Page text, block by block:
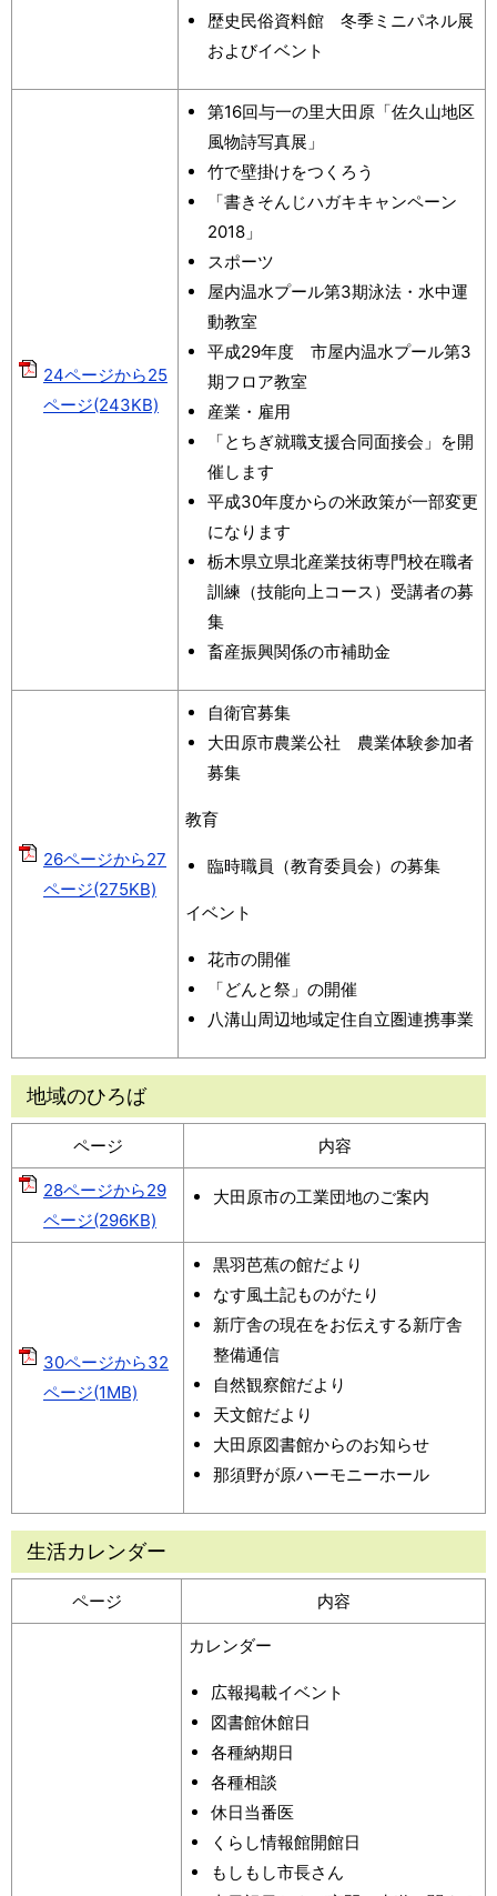
歴史民俗資料館 冬季ミニパネル展
およびイベント
24ページから25
ページ(243KB)
第16回与一の里大田原「佐久山地区
風物詩写真展」
竹で壁掛けをつくろう
「書きそんじハガキキャンペーン
2018」
スポーツ
屋内温水プール第3期泳法・水中運
動教室
平成29年度 市屋内温水プール第3
期フロア教室
産業・雇用
「とちぎ就職支援合同面接会」を開
催します
平成30年度からの米政策が一部変更
になります
栃木県立県北産業技術専門校在職者
訓練（技能向上コース）受講者の募
集
畜産振興関係の市補助金
26ページから27
ページ(275KB)
自衛官募集
大田原市農業公社 農業体験参加者
募集
教育
臨時職員（教育委員会）の募集
イベント
花市の開催
「どんと祭」の開催
八溝山周辺地域定住自立圏連携事業
地域のひろば
ページ 内容
28ページから29
ページ(296KB)
大田原市の工業団地のご案内
30ページから32
ページ(1MB)
黒羽芭蕉の館だより
なす風土記ものがたり
新庁舎の現在をお伝えする新庁舎
整備通信
自然観察館だより
天文館だより
大田原図書館からのお知らせ
那須野が原ハーモニーホール
生活カレンダー
ページ 内容
カレンダー
広報掲載イベント
図書館休館日
各種納期日
各種相談
休日当番医
くらし情報館開館日
もしもし市長さん